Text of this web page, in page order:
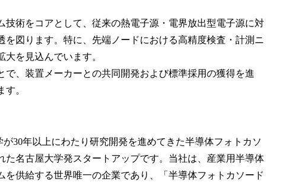
技術をコアとして、従来の熱電子源・電界放出型電子源に対
図ります。特に、先端ノードにおける高精度検査・計測ニ
を見込んでいます。
、装置メーカーとの共同開発および標準採用の獲得を進
。
が30年以上にわたり研究開発を進めてきた半導体フォトカソ
た名古屋大学発スタートアップです。当社は、産業用半導体
供給する世界唯一の企業であり、「半導体フォトカソード